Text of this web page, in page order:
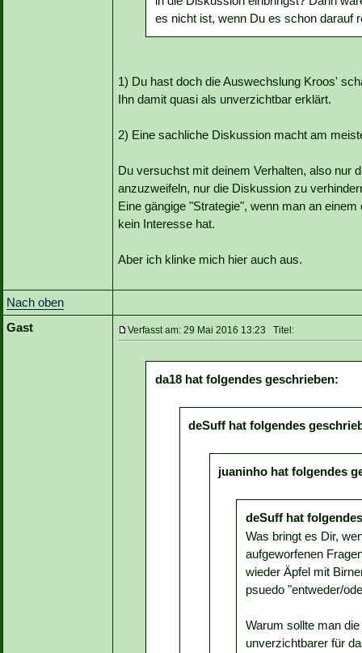
es nicht ist, wenn Du es schon darauf
1) Du hast doch die Auswechslung Kroos'
Ihn damit quasi als unverzichtbar erklärt.
2) Eine sachliche Diskussion macht am
Du versuchst mit deinem Verhalten, also nur
anzuzweifeln, nur die Diskussion zu
Eine gängige "Strategie", wenn man an
kein Interesse hat.
Aber ich klinke mich hier auch aus.
Nach oben
Gast
Verfasst am: 29 Mai 2016 13:23 Titel:
da18 hat folgendes geschrieben:
deSuff hat folgendes
juaninho hat folgendes
deSuff hat
Was bringt es Dir,
aufgeworfenen
wieder Äpfel mit
psuedo "entweder/
Warum sollte man
unverzichtbarer für